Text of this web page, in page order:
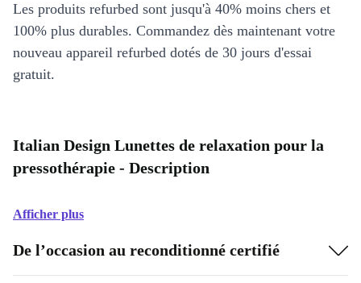
Les produits refurbed sont jusqu'à 40% moins chers et
100% plus durables. Commandez dès maintenant votre
nouveau appareil refurbed dotés de 30 jours d'essai
gratuit.
Italian Design Lunettes de relaxation pour la
pressothérapie - Description
Afficher plus
De l’occasion au reconditionné certifié